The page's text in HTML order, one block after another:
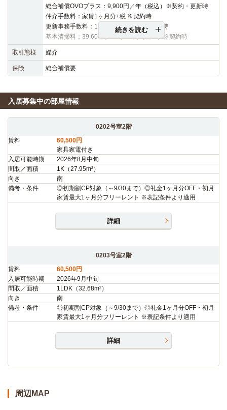
総合補償OVOプラス：9,900円／年（税込）※契約・更新時
仲介手数料：家賃1ヶ月分+税 ※契約時
更新事務手数料：16,500円（税込）※更新時
基本清掃料：39,600円～48,400円（税込）※契約時
続きを読む
取引態様 媒介
保険 総合補償要
入居募集中の部屋情報
0202号室2階
賃料
60,500円
家具家電付き
入居可能時期
2026年8月中旬
間取／面積
1K（27.95m²）
向き
南
備考・条件
◎初期割CP対象（～9/30まで）◎礼金1ヶ月分OFF・初月
家賃最大1ヶ月分フリーレント ※表記条件より適用
詳細
0203号室2階
賃料
60,500円
入居可能時期
2026年9月中旬
間取／面積
1LDK（32.68m²）
向き
南
備考・条件
◎初期割CP対象（～9/30まで）◎礼金1ヶ月分OFF・初月
家賃最大1ヶ月分フリーレント ※表記条件より適用
詳細
周辺MAP